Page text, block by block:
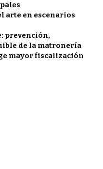
arte en escenarios
prevención,
de la matronería
mayor fiscalización